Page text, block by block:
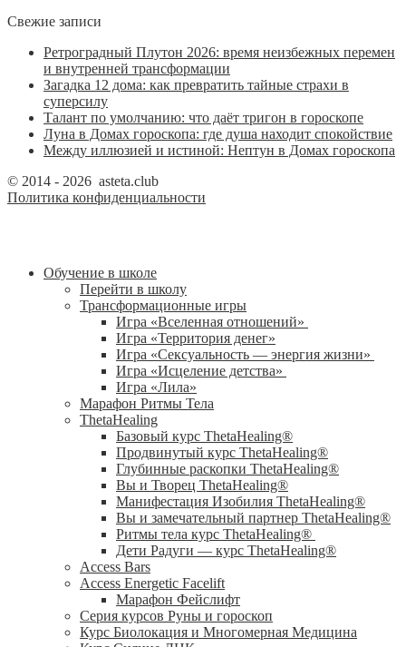
Свежие записи
Ретроградный Плутон 2026: время неизбежных перемен
и внутренней трансформации
Загадка 12 дома: как превратить тайные страхи в
суперсилу
Талант по умолчанию: что даёт тригон в гороскопе
Луна в Домах гороскопа: где душа находит спокойствие
Между иллюзией и истиной: Нептун в Домах гороскопа
© 2014 - 2026 asteta.club
Политика конфиденциальности
Обучение в школе
Перейти в школу
Трансформационные игры
Игра «Вселенная отношений»
Игра «Территория денег»
Игра «Сексуальность — энергия жизни»
Игра «Исцеление детства»
Игра «Лила»
Марафон Ритмы Тела
ThetaHealing
Базовый курс ThetaHealing®
Продвинутый курс ThetaHealing®
Глубинные раскопки ThetaHealing®
Вы и Творец ThetaHealing®
Манифестация Изобилия ThetaHealing®
Вы и замечательный партнер ThetaHealing®
Ритмы тела курс ThetaHealing®
Дети Радуги — курс ThetaHealing®
Access Bars
Access Energetic Facelift
Марафон Фейслифт
Серия курсов Руны и гороскоп
Курс Биолокация и Многомерная Медицина